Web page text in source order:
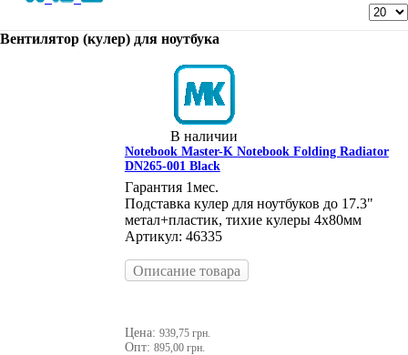
Вентилятор (кулер) для ноутбука
В наличии
Notebook Master-K Notebook Folding Radiator
DN265-001 Black
Гарантия 1мес.
Подставка кулер для ноутбуков до 17.3"
метал+пластик, тихие кулеры 4х80мм
Артикул: 46335
Описание товара
Цена: 939,75 грн.
Опт: 895,00 грн.